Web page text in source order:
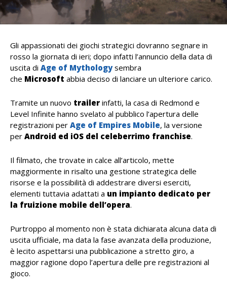
Gli appassionati dei giochi strategici dovranno segnare in
rosso la giornata di ieri; dopo infatti l’annuncio della data di
uscita di Age of Mythologysembra
che Microsoft abbia deciso di lanciare un ulteriore carico.
Tramite un nuovo trailer infatti, la casa di Redmond e
Level Infinite hanno svelato al pubblico l’apertura delle
registrazioni per Age of Empires Mobile, la versione
per Android ed iOS del celeberrimo franchise.
Il filmato, che trovate in calce all’articolo, mette
maggiormente in risalto una gestione strategica delle
risorse e la possibilità di addestrare diversi eserciti,
elementi tuttavia adattati a un impianto dedicato per
la fruizione mobile dell’opera.
Purtroppo al momento non è stata dichiarata alcuna data di
uscita ufficiale, ma data la fase avanzata della produzione,
è lecito aspettarsi una pubblicazione a stretto giro, a
maggior ragione dopo l’apertura delle pre registrazioni al
gioco.